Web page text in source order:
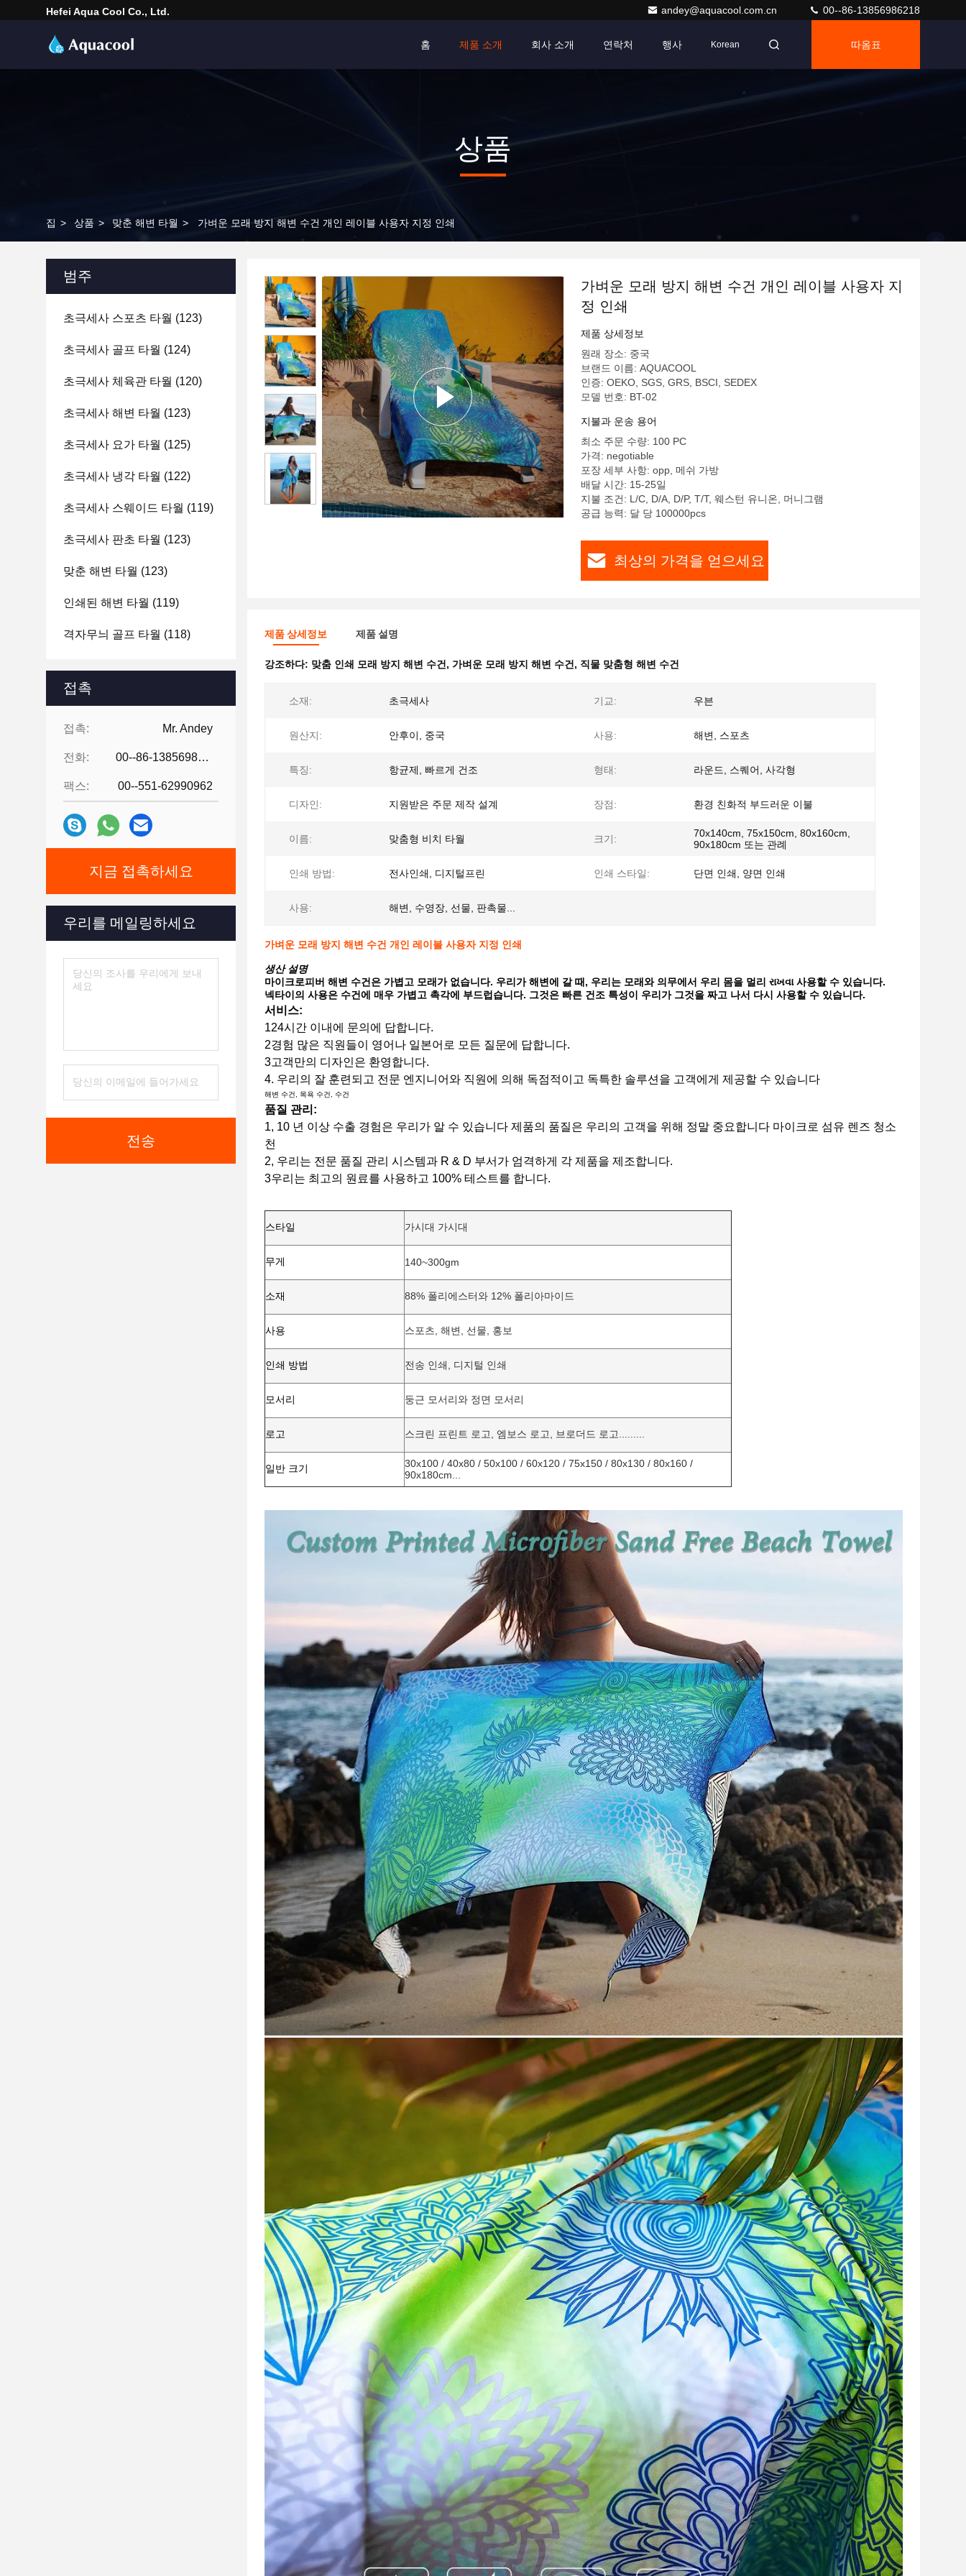
Hefei Aqua Cool Co., Ltd. andey@aquacool.com.cn 00--86-13856986218
홈 제품 소개 회사 소개 연락처 행사 Korean 따옴표
상품
집 > 상품 > 맞춘 해변 타월 > 가벼운 모래 방지 해변 수건 개인 레이블 사용자 지정 인쇄
범주
초극세사 스포츠 타월 (123)
초극세사 골프 타월 (124)
초극세사 체육관 타월 (120)
초극세사 해변 타월 (123)
초극세사 요가 타월 (125)
초극세사 냉각 타월 (122)
초극세사 스웨이드 타월 (119)
초극세사 판초 타월 (123)
맞춘 해변 타월 (123)
인쇄된 해변 타월 (119)
격자무늬 골프 타월 (118)
접촉
접촉: Mr. Andey
전화: 00--86-13856986218
팩스: 00--551-62990962
지금 접촉하세요
우리를 메일링하세요
전송
가벼운 모래 방지 해변 수건 개인 레이블 사용자 지
정 인쇄
제품 상세정보
원래 장소: 중국
브랜드 이름: AQUACOOL
인증: OEKO, SGS, GRS, BSCI, SEDEX
모델 번호: BT-02
지불과 운송 용어
최소 주문 수량: 100 PC
가격: negotiable
포장 세부 사항: opp, 메쉬 가방
배달 시간: 15-25일
지불 조건: L/C, D/A, D/P, T/T, 웨스턴 유니온, 머니그램
공급 능력: 달 당 100000pcs
최상의 가격을 얻으세요
제품 상세정보 제품 설명
강조하다: 맞춤 인쇄 모래 방지 해변 수건 , 가벼운 모래 방지 해변 수건 , 직물 맞춤형 해변 수건
소재: 초극세사 기교: 우븐
원산지: 안후이, 중국 사용: 해변, 스포츠
특징: 항균제, 빠르게 건조 형태: 라운드, 스퀘어, 사각형
디자인: 지원받은 주문 제작 설계 장점: 환경 친화적 부드러운 이불
이름: 맞춤형 비치 타월 크기:
70x140cm, 75x150cm, 80x160cm,
90x180cm 또는 관례
인쇄 방법: 전사인쇄, 디지털프린 인쇄 스타일: 단면 인쇄, 양면 인쇄
사용: 해변, 수영장, 선물, 판촉물...
가벼운 모래 방지 해변 수건 개인 레이블 사용자 지정 인쇄
생산 설명
마이크로피버 해변 수건은 가볍고 모래가 없습니다. 우리가 해변에 갈 때, 우리는 모래와 의무에서 우리 몸을 멀리 રાખવા 사용할 수 있습니다.
넥타이의 사용은 수건에 매우 가볍고 촉각에 부드럽습니다. 그것은 빠른 건조 특성이 우리가 그것을 짜고 나서 다시 사용할 수 있습니다.
서비스:
124시간 이내에 문의에 답합니다.
2경험 많은 직원들이 영어나 일본어로 모든 질문에 답합니다.
3고객만의 디자인은 환영합니다.
4. 우리의 잘 훈련되고 전문 엔지니어와 직원에 의해 독점적이고 독특한 솔루션을 고객에게 제공할 수 있습니다
해변 수건, 목욕 수건, 수건
품질 관리:
1, 10 년 이상 수출 경험은 우리가 알 수 있습니다 제품의 품질은 우리의 고객을 위해 정말 중요합니다 마이크로 섬유 렌즈 청소
천
2, 우리는 전문 품질 관리 시스템과 R & D 부서가 엄격하게 각 제품을 제조합니다.
3우리는 최고의 원료를 사용하고 100% 테스트를 합니다.
스타일 가시대 가시대
무게 140~300gm
소재 88% 폴리에스터와 12% 폴리아마이드
사용 스포츠, 해변, 선물, 홍보
인쇄 방법 전송 인쇄, 디지털 인쇄
모서리 둥근 모서리와 정면 모서리
로고 스크린 프린트 로고, 엠보스 로고, 브로더드 로고.........
일반 크기
30x100 / 40x80 / 50x100 / 60x120 / 75x150 / 80x130 / 80x160 /
90x180cm...